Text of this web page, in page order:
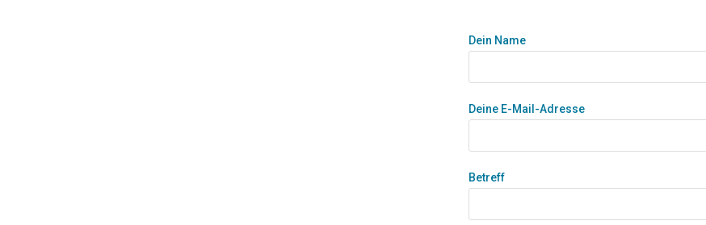
Dein Name
Deine E-Mail-Adresse
Betreff